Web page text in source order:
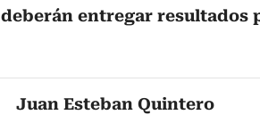
deberán entregar resultados
Juan Esteban Quintero